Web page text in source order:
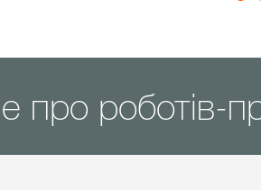
про роботів-